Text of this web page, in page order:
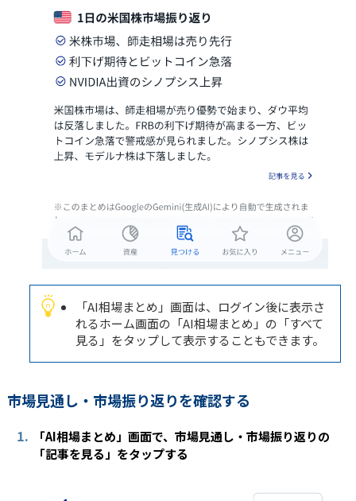
「AI相場まとめ」画面は、ログイン後に表示さ
れるホーム画面の「AI相場まとめ」の「すべて
見る」をタップして表示することもできます。
市場見通し・市場振り返りを確認する
1.
「AI相場まとめ」画面で、市場見通し・市場振り返りの
「記事を見る」をタップする